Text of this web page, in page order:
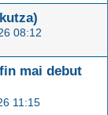
08:12
mai debut
11:15